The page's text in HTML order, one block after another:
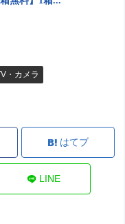
・カメラ
はてブ
LINE